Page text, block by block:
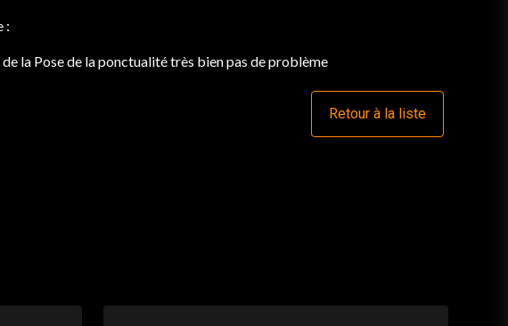
:
la Pose de la ponctualité très bien pas de problème
Retour à la liste